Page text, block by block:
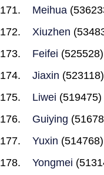
Meihua
Xiuzhen
Feifei (525528)
Jiaxin (523118)
Liwei (519475)
Guiying
Yuxin (514768)
Yongmei